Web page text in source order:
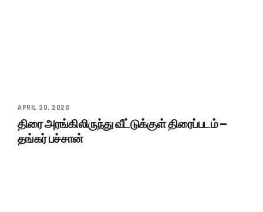
APRIL 30, 2020
திரை அரங்கிலிருந்து வீட்டுக்குள் திரைப்படம் –
தங்கர் பச்சான்